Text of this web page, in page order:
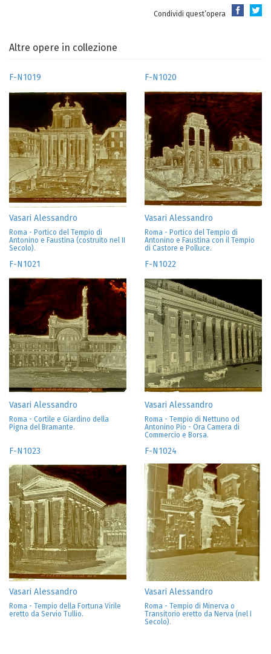
Condividi quest’opera
Altre opere in collezione
F-N1019
Vasari Alessandro
Roma - Portico del Tempio di
Antonino e Faustina (costruito nel II
Secolo).
F-N1020
Vasari Alessandro
Roma - Portico del Tempio di
Antonino e Faustina con il Tempio
di Castore e Polluce.
F-N1021
Vasari Alessandro
Roma - Cortile e Giardino della
Pigna del Bramante.
F-N1022
Vasari Alessandro
Roma - Tempio di Nettuno od
Antonino Pio - Ora Camera di
Commercio e Borsa.
F-N1023
Vasari Alessandro
Roma - Tempio della Fortuna Virile
eretto da Servio Tullio.
F-N1024
Vasari Alessandro
Roma - Tempio di Minerva o
Transitorio eretto da Nerva (nel I
Secolo).